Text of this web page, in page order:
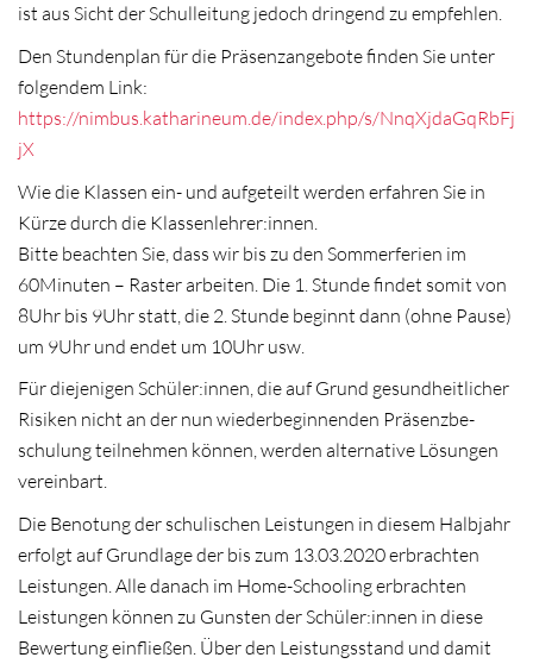
ist aus Sicht der Schulleitung jedoch dringend zu empfehlen.
Den Stundenplan für die Präsenzangebote finden Sie unter
folgendem Link:
https://nimbus.katharineum.de/index.php/s/NnqXjdaGqRbFj
jX
Wie die Klassen ein- und aufgeteilt werden erfahren Sie in
Kürze durch die Klassenlehrer:innen.
Bitte beachten Sie, dass wir bis zu den Sommerferien im
60Minuten – Raster arbeiten. Die 1. Stunde findet somit von
8Uhr bis 9Uhr statt, die 2. Stunde beginnt dann (ohne Pause)
um 9Uhr und endet um 10Uhr usw.
Für diejenigen Schüler:innen, die auf Grund gesundheitlicher
Risiken nicht an der nun wiederbeginnenden Präsenzbe-
schulung teilnehmen können, werden alternative Lösungen
vereinbart.
Die Benotung der schulischen Leistungen in diesem Halbjahr
erfolgt auf Grundlage der bis zum 13.03.2020 erbrachten
Leistungen. Alle danach im Home-Schooling erbrachten
Leistungen können zu Gunsten der Schüler:innen in diese
Bewertung einfließen. Über den Leistungsstand und damit